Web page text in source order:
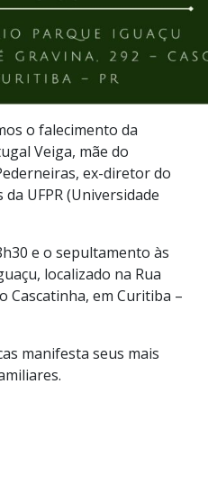
o falecimento da
Veiga, mãe do
ex-diretor do
UFPR (Universidade
e o sepultamento às
localizado na Rua
Cascatinha, em Curitiba –
manifesta seus mais